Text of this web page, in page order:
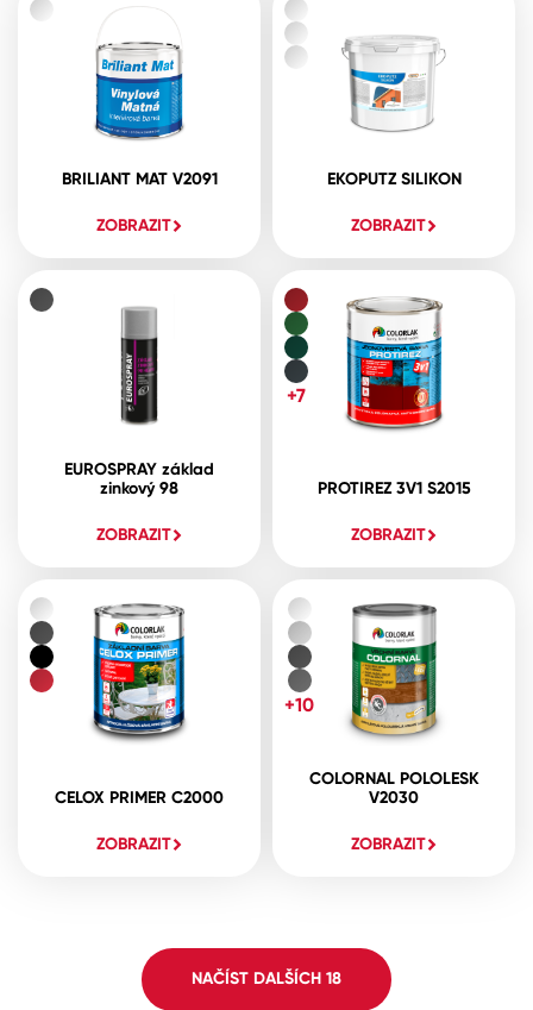
BRILIANT MAT V2091
ZOBRAZIT
EKOPUTZ SILIKON
ZOBRAZIT
EUROSPRAY základ
zinkový 98
ZOBRAZIT
PROTIREZ 3V1 S2015
ZOBRAZIT
+7
CELOX PRIMER C2000
ZOBRAZIT
COLORNAL POLOLESK
V2030
ZOBRAZIT
+10
NAČÍST DALŠÍCH 18